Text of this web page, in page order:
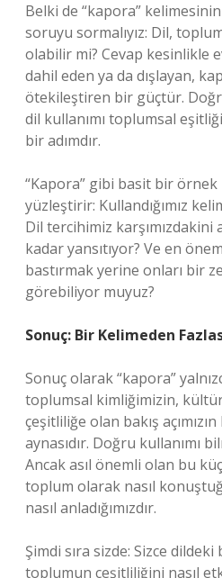
Belki de “kapora”
soruyu sormalıyız: Dil,
olabilir mi? Cevap kesinlikle
dahil eden ya da dışlayan,
ötekileştiren bir güçtür.
dil kullanımı toplumsal
bir adımdır.
“Kapora” gibi basit bir
yüzleştirir: Kullandığımız
Dil tercihimiz karşımızdakini
kadar yansıtıyor? Ve en
bastırmak yerine onları bir
görebiliyor muyuz?
Sonuç: Bir Kelimeden
Sonuç olarak “kapora”
toplumsal kimliğimizin,
çeşitliliğe olan bakış
aynasıdır. Doğru kullanımı
Ancak asıl önemli olan bu
toplum olarak nasıl
nasıl anladığımızdır.
Şimdi sıra sizde: Sizce
toplumun çeşitliliğini nasıl